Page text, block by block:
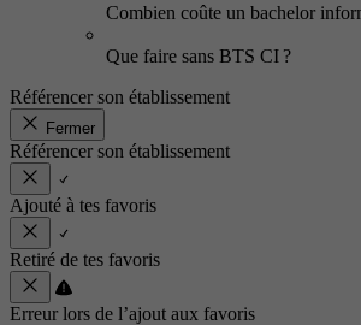
Combien coûte un bachelor
Que faire sans BTS CI ?
Référencer son établissement
Fermer
Référencer son établissement
Ajouté à tes favoris
Retiré de tes favoris
Erreur lors de l’ajout aux favoris